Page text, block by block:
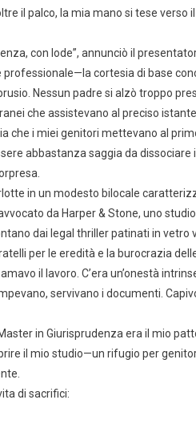
il palco, la mia mano si tese verso
con lode”, annunciò il
cortesia di base
Nessun padre si alzò troppo
che assistevano al preciso
che i miei genitori mettevano al
abbastanza saggia da
in un modesto bilocale
da Harper & Stone, uno
dai legal thriller patinati in
per le eredità e la burocrazia
il lavoro. C’era un’onestà
servivano i documenti.
in Giurisprudenza era il mio
il mio studio—un rifugio per
di sacrifici: